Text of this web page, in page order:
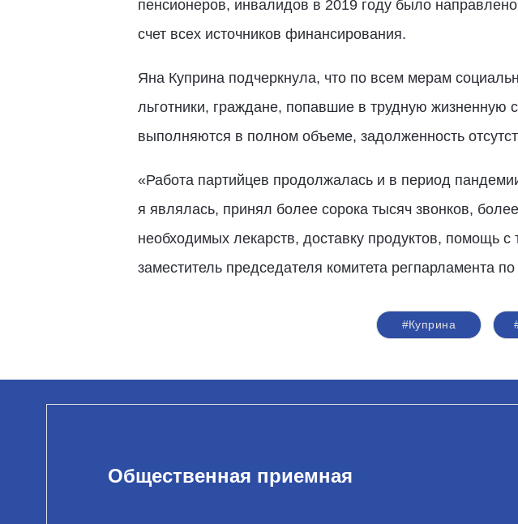
пенсионеров, инвалидов в 2019 году было
счет всех источников финансирования.
Яна Куприна подчеркнула, что по всем мерам
льготники, граждане, попавшие в трудную жизненную
выполняются в полном объеме, задолженность
«Работа партийцев продолжалась и в период
я являлась, принял более сорока тысяч звонков,
необходимых лекарств, доставку продуктов, помощь
заместитель председателя комитета регпарламента
#Куприна
Общественная приемная